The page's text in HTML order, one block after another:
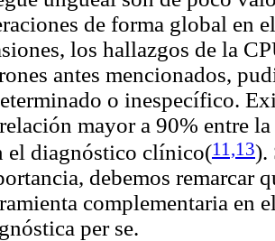
de forma global en
los hallazgos de la
antes mencionados,
o inespecífico.
mayor a 90% entre
el diagnóstico clínico(11, 13).
debemos remarcar
complementaria en
per se.